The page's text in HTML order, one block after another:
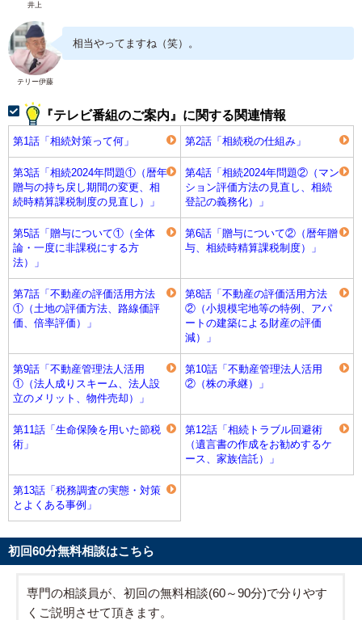
井上
テリー伊藤
相当やってますね（笑）。
『テレビ番組のご案内』に関する関連情報
第1話「相続対策って何」 第2話「相続税の仕組み」
第3話「相続2024年問題①（暦年
贈与の持ち戻し期間の変更、相
続時精算課税制度の見直し）」
第4話「相続2024年問題②（マン
ション評価方法の見直し、相続
登記の義務化）」
第5話「贈与について①（全体
論・一度に非課税にする方
法）」
第6話「贈与について②（暦年贈
与、相続時精算課税制度）」
第7話「不動産の評価活用方法
①（土地の評価方法、路線価評
価、倍率評価）」
第8話「不動産の評価活用方法
②（小規模宅地等の特例、アパ
ートの建築による財産の評価
減）」
第9話「不動産管理法人活用
①（法人成りスキーム、法人設
立のメリット、物件売却）」
第10話「不動産管理法人活用
②（株の承継）」
第11話「生命保険を用いた節税
術」
第12話「相続トラブル回避術
（遺言書の作成をお勧めするケ
ース、家族信託）」
第13話「税務調査の実態・対策
とよくある事例」
初回60分無料相談はこちら
専門の相談員が、初回の無料相談(60～90分)で分りやす
くご説明させて頂きます。